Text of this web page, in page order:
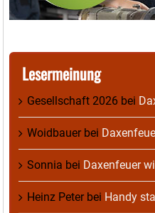
Lesermeinung
Gesellschaft 2026 bei
Woidbauerbei
Sonnia bei Daxenfeuer
Heinz Peterbei Handy